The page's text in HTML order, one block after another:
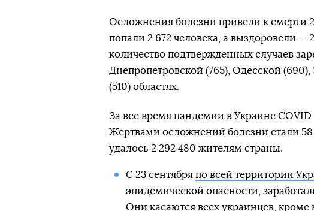
Осложнения болезни привели к смерти
попали 2 672 человека, а выздоровели —
количество подтвержденных случаев
Днепропетровской (765), Одесской
(510) областях.
За все время пандемии в Украине
Жертвами осложнений болезни стали 58
удалось 2 292 480 жителям страны.
С 23 сентября по всей территории
эпидемической опасности,
Они касаются всех украинцев,